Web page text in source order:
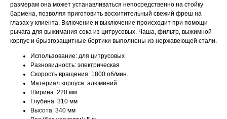
размерам она может устанавливаться непосредственно на стойку
бармена, позволяя приготовить восхитительный свежий фреш на
глазах у клиента. Включение и выключение происходит при помощи
рычага для выжимания сока из цитрусовых. Чаша, фильтр, выжимной
корпус и брызгозащитные бортики выполнены из нержавеющей стали.
Использование: для цитрусовых
Разновидность: электрическая
Скорость вращения: 1800 об/мин.
Материал корпуса: алюминий
Ширина: 220 мм
Глубина: 310 мм
Высота: 340 мм